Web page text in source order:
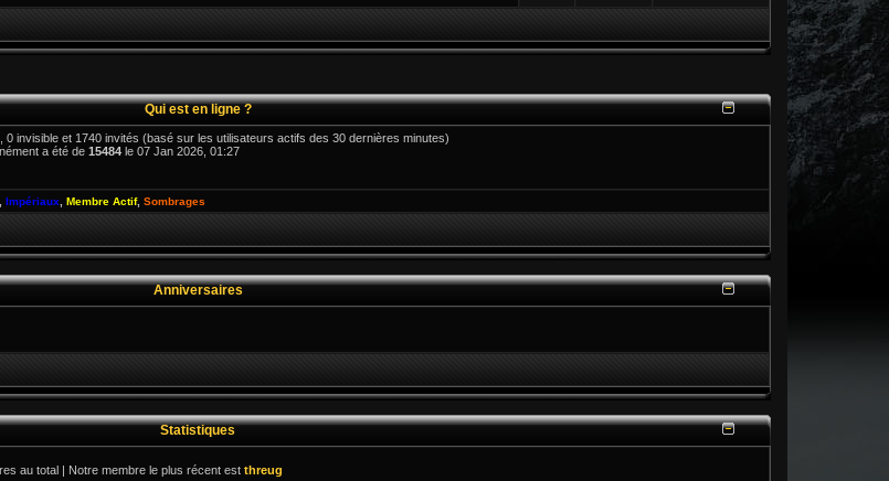
Qui est en ligne ?
0 invisible et 1740 invités (basé sur les utilisateurs actifs des 30 dernières minutes)
a été de 15484 le 07 Jan 2026, 01:27
Impériaux Membre Actif, Sombrages
Anniversaires
Statistiques
au total | Notre membre le plus récent est threug